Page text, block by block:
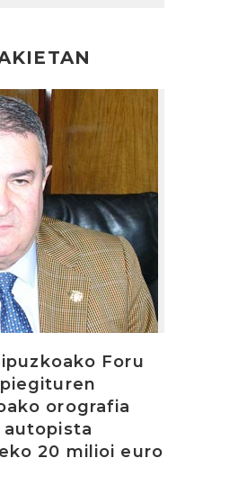
Foru
orografia
autopista
20 milioi euro